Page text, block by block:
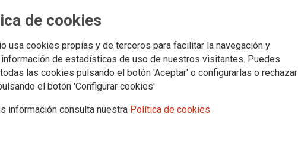
de cookies
usa cookies propias y de terceros para facilitar la navegación y
de estadísticas de uso de nuestros visitantes. Puedes
las cookies pulsando el botón 'Aceptar' o configurarlas o rechazar
el botón 'Configurar cookies'
información consulta nuestra Política de cookies
es más sencillo
mucho más rápida y sencilla. Solo con darnos tus
web, te llamamos por teléfono para pedirte el resto de la
con las ventajas de la afiliación al sindicato. La
de la renta y además te da derecho a un seguro de